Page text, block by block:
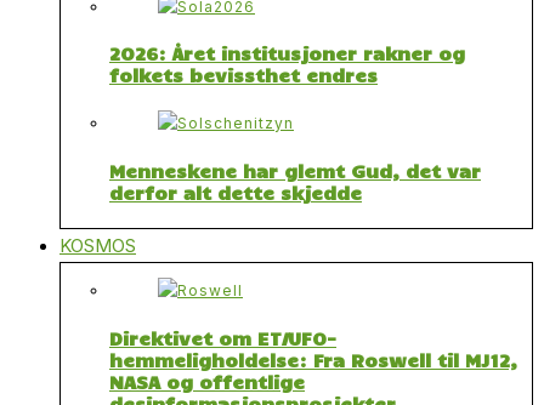
2026: Året institusjoner rakner og
folkets bevissthet endres
Menneskene har glemt Gud, det var
derfor alt dette skjedde
KOSMOS
Direktivet om ET/UFO-
hemmeligholdelse: Fra Roswell til MJ12,
NASA og offentlige